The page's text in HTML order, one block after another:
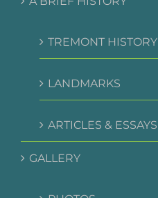
TREMONT HISTORY
LANDMARKS
ARTICLES & ESSAYS
GALLERY